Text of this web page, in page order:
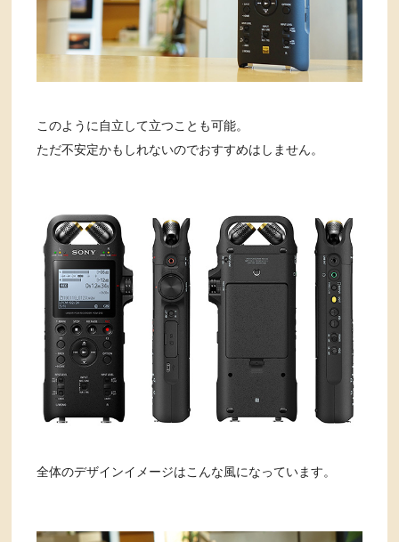
このように自立して立つことも可能。
ただ不安定かもしれないのでおすすめはしません。
全体のデザインイメージはこんな風になっています。